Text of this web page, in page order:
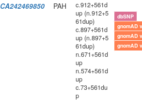
CA242469850 PAH
c.912+561d
up (n.912+5
61dup)
c.897+561d
up (n.897+5
61dup)
n.671+561d
up
n.574+561d
up
c.73+561du
p
dbSNP
gnomAD
gnomAD
gnomAD